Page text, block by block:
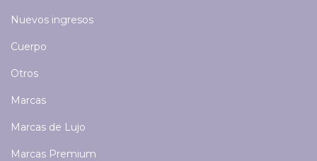
Nuevos ingresos
Cuerpo
Otros
Marcas
Marcas de Lujo
Marcas Premium